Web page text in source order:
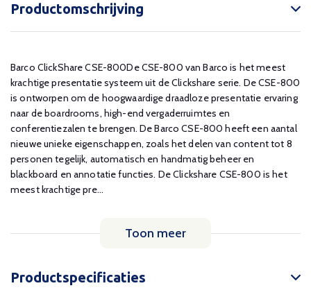
Productomschrijving
Barco ClickShare CSE-800De CSE-800 van Barco is het meest
krachtige presentatie systeem uit de Clickshare serie. De CSE-800
is ontworpen om de hoogwaardige draadloze presentatie ervaring
naar de boardrooms, high-end vergaderruimtes en
conferentiezalen te brengen. De Barco CSE-800 heeft een aantal
nieuwe unieke eigenschappen, zoals het delen van content tot 8
personen tegelijk, automatisch en handmatig beheer en
blackboard en annotatie functies. De Clickshare CSE-800 is het
meest krachtige pre...
Toon meer
Productspecificaties